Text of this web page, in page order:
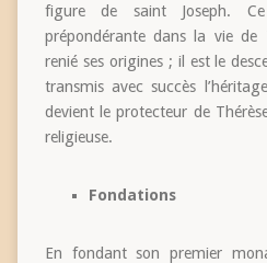
figure de saint Joseph.
prépondérante dans la vie de
renié ses origines ; il est le
transmis avec succès
devient le protecteur de
religieuse.
Fondations
En fondant son premier